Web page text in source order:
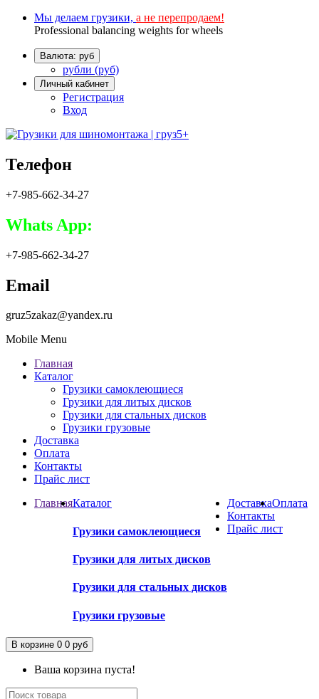
Мы делаем грузики, а не перепродаем!
Professional balancing weights for wheels
Валюта: руб
рубли (руб)
Личный кабинет
Регистрация
Вход
Телефон
+7-985-662-34-27
Whats App:
+7-985-662-34-27
Email
gruz5zakaz@yandex.ru
Mobile Menu
Главная
Каталог
Грузики самоклеющиеся
Грузики для литых дисков
Грузики для стальных дисков
Грузики грузовые
Доставка
Оплата
Контакты
Прайс лист
ГлавнаяКаталог
Грузики самоклеющиеся
Грузики для литых дисков
Грузики для стальных дисков
Грузики грузовые
ДоставкаОплата
Контакты
Прайс лист
В корзине 0 0 руб
Ваша корзина пуста!